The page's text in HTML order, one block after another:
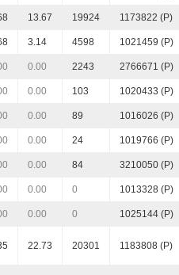
13.67 19924 1173822 (P)
3.14 4598 1021459 (P)
0.00 2243 2766671 (P)
0.00 103 1020433 (P)
0.00 89 1016026 (P)
0.00 24 1019766 (P)
0.00 84 3210050 (P)
0.00 0 1013328 (P)
0.00 0 1025144 (P)
22.73 20301 1183808 (P)